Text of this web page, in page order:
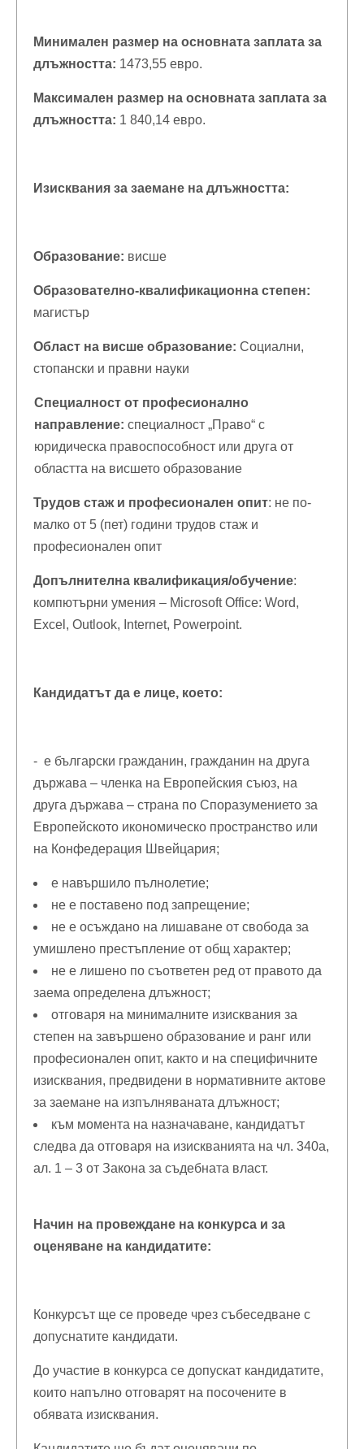
Минимален размер на основната заплата за
длъжността: 1473,55 евро.
Максимален размер на основната заплата за
длъжността: 1 840,14 евро.
Изисквания за заемане на длъжността:
Образование: висше
Образователно-квалификационна степен:
магистър
Област на висше образование: Социални,
стопански и правни науки
Специалност от професионално
направление: специалност „Право“ с
юридическа правоспособност или друга от
областта на висшето образование
Трудов стаж и професионален опит: не по-
малко от 5 (пет) години трудов стаж и
професионален опит
Допълнителна квалификация/обучение:
компютърни умения – Microsoft Office: Word,
Excel, Outlook, Internet, Powerpoint.
Кандидатът да е лице, което:
- е български гражданин, гражданин на друга
държава – членка на Европейския съюз, на
друга държава – страна по Споразумението за
Европейското икономическо пространство или
на Конфедерация Швейцария;
е навършило пълнолетие;
не е поставено под запрещение;
не е осъждано на лишаване от свобода за
умишлено престъпление от общ характер;
не е лишено по съответен ред от правото да
заема определена длъжност;
отговаря на минималните изисквания за
степен на завършено образование и ранг или
професионален опит, както и на специфичните
изисквания, предвидени в нормативните актове
за заемане на изпълняваната длъжност;
към момента на назначаване, кандидатът
следва да отговаря на изискванията на чл. 340а,
ал. 1 – 3 от Закона за съдебната власт.
Начин на провеждане на конкурса и за
оценяване на кандидатите:
Конкурсът ще се проведе чрез събеседване с
допуснатите кандидати.
До участие в конкурса се допускат кандидатите,
които напълно отговарят на посочените в
обявата изисквания.